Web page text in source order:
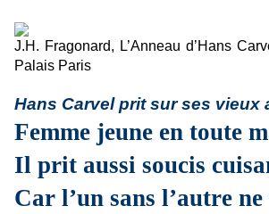
J.H. Fragonard, L’Anneau d’Hans
Palais Paris
Hans Carvel prit sur ses vieux
Femme jeune en toute
Il prit aussi soucis
Car l’un sans l’autre